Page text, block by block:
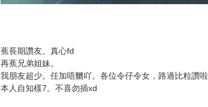
蕉長期讚友。真心fd
再蕉兄弟姐妹。
我朋友超少。任加唔嬲吖。 各位令仔令女，路過比粒讚啦
本人自知樣7。不喜勿插xd